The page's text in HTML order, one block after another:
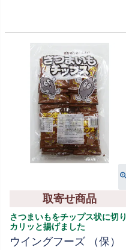
取寄せ商品
さつまいもをチップス状に切り
カリッと揚げました
ウイングフーズ （保）